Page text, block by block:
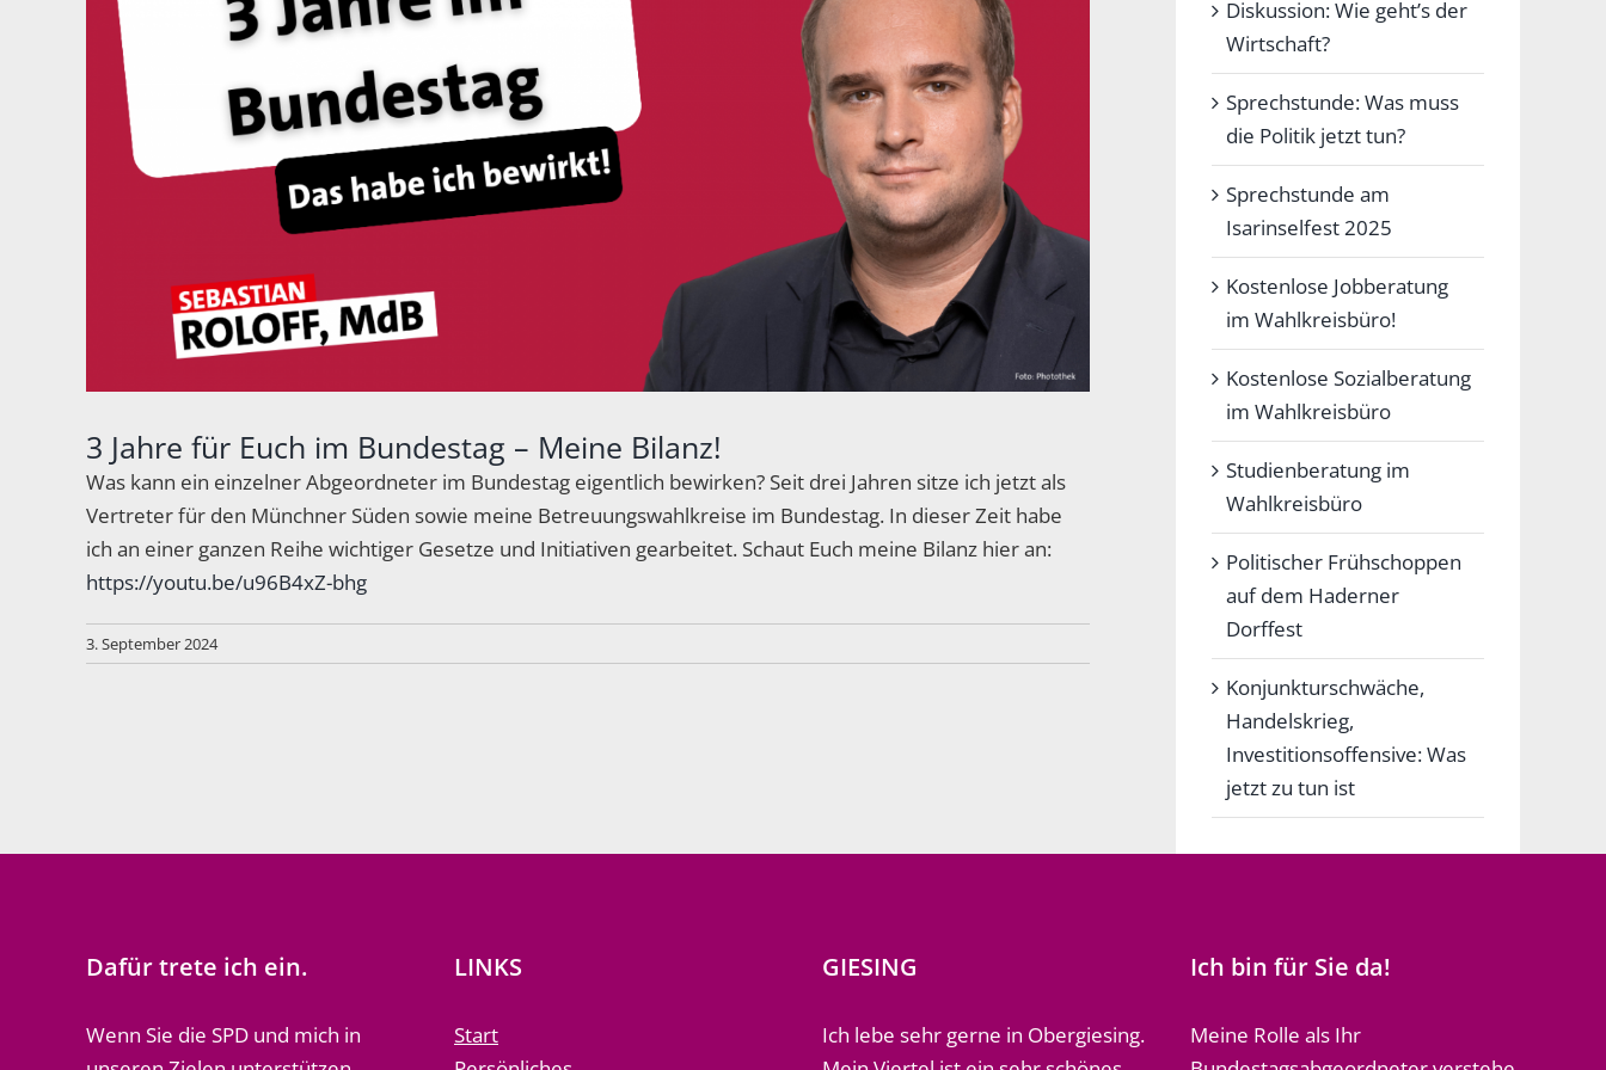
3 Jahre für Euch im Bundestag – Meine Bilanz!
Was kann ein einzelner Abgeordneter im Bundestag eigentlich bewirken? Seit drei Jahren sitze ich jetzt als
Vertreter für den Münchner Süden sowie meine Betreuungswahlkreise im Bundestag. In dieser Zeit habe
ich an einer ganzen Reihe wichtiger Gesetze und Initiativen gearbeitet. Schaut Euch meine Bilanz hier an:
https://youtu.be/u96B4xZ-bhg
3. September 2024
Diskussion: Wie geht’s der
Wirtschaft?
Sprechstunde: Was muss
die Politik jetzt tun?
Sprechstunde am
Isarinselfest 2025
Kostenlose Jobberatung
im Wahlkreisbüro!
Kostenlose Sozialberatung
im Wahlkreisbüro
Studienberatung im
Wahlkreisbüro
Politischer Frühschoppen
auf dem Haderner
Dorffest
Konjunkturschwäche,
Handelskrieg,
Investitionsoffensive: Was
jetzt zu tun ist
Dafür trete ich ein.
Wenn Sie die SPD und mich in
LINKS
Start
GIESING
Ich lebe sehr gerne in Obergiesing.
Ich bin für Sie da!
Meine Rolle als Ihr